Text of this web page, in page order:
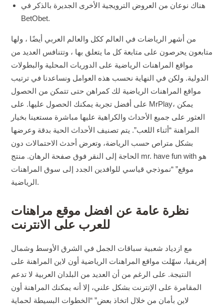
هناك نوعان من العروض الترويجية الأخرى الجديرة بالذكر في
BetObet.
من أشهر الرياضات في العالم ككل والعالم العربي أيضًا ، ولها
متابعون يحرصون على متابعة كل ما يتعلق بها ، وتتنافس العديد من
مواقع المراهنات الرياضية على الدوريات المحلية والبطولات
الدولية. ولكن في النهاية نحسب هذه العوامل ونساعدنا في ترتيب
مواقع المراهنات الرياضية لك كمراهن حتى تتمكن من الحصول
على أفضل تجربة يمكنك الحصول عليها. على MrPlay، يمكن
العثور على جميع الأحداث والكراهية عليها مباشرة مستعينا بخيار
المراهنة “أثناء اللعب”. يتم تصنيف الأحداث الحية بدقة وعرضها
بشكل متراص حسب الرياضة، وتعرض أحدث الاحتمالات دون
الحاجة إلى النقر فوق صفحة الرهان. منتج mr. have fun with هو
موقع” “نموذجي قياسي للوافدين الجدد إلى سوق المراهنات
الرياضية.
نظرة عامة عن افضل موقع مراهنات
للعرب على الانترنت
مع ازدياد شعبية سباقات الجمل في الشرق الأوسط وشمال
إفريقيا، سهّلت مواقع المراهنات الرياضية أون لاين المراهنة على
النتيجة. على الرغم من أن العديد من البلدان العربية لا تدعم
المقامرة على الإنترنت بشكل علني، إلا أنه يمكنك المراهنة أون
لاين بأمان من خلال اتخاذ بعض” “الخطوات البسيطة لحماية